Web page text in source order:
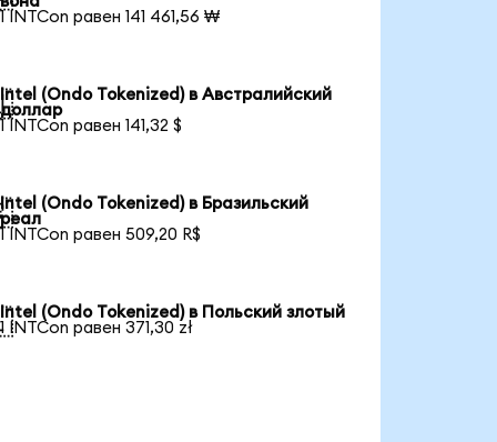
1 INTCon равен 141 461,56 ₩
Intel (Ondo Tokenized) в Австралийский
доллар
1 INTCon равен 141,32 $
Intel (Ondo Tokenized) в Бразильский
реал
1 INTCon равен 509,20 R$
Intel (Ondo Tokenized) в Польский злотый
1 INTCon равен 371,30 zł